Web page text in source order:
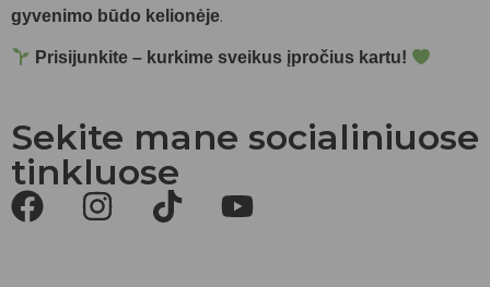
gyvenimo būdo kelionėje.
Prisijunkite – kurkime sveikus įpročius kartu!
Sekite mane socialiniuose
tinkluose